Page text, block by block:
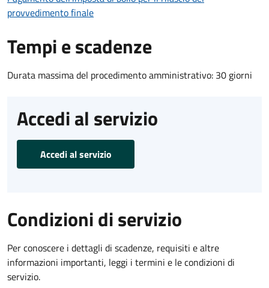
provvedimento finale
Tempi e scadenze
Durata massima del procedimento amministrativo: 30 giorni
Accedi al servizio
Accedi al servizio
Condizioni di servizio
Per conoscere i dettagli di scadenze, requisiti e altre
informazioni importanti, leggi i termini e le condizioni di
servizio.